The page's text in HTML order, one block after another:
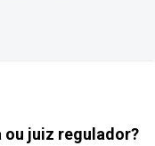
juiz regulador?